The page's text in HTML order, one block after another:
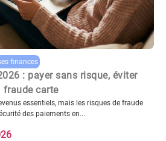
finances
: payer sans risque, éviter
fraude carte
essentiels, mais les risques de fraude
des paiements en...